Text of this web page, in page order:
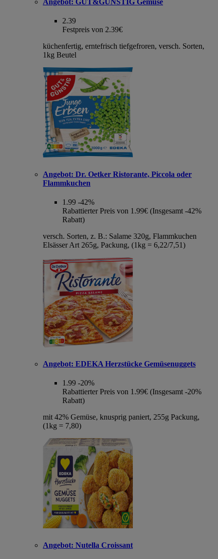
Angebot: GUT&GÜNSTIG Gemüse
2.39
Festpreis von 2.39€
küchenfertig, erntefrisch tiefgefroren, versch. Sorten,
1kg Beutel
Angebot: Dr. Oetker Ristorante, Piccola oder
Flammkuchen
1.99 -42%
Rabattierter Preis von 1.99€ (Insgesamt -42%
Rabatt)
versch. Sorten, z. B.: Salame 320g, Flammkuchen
Elsässer Art 265g, Packung, (1kg = 6,22/7,51)
Angebot: EDEKA Herzstücke Gemüsenuggets
1.99 -20%
Rabattierter Preis von 1.99€ (Insgesamt -20%
Rabatt)
mit 42% Gemüse, knusprig paniert, 255g Packung,
(1kg = 7,80)
Angebot: Nutella Croissant